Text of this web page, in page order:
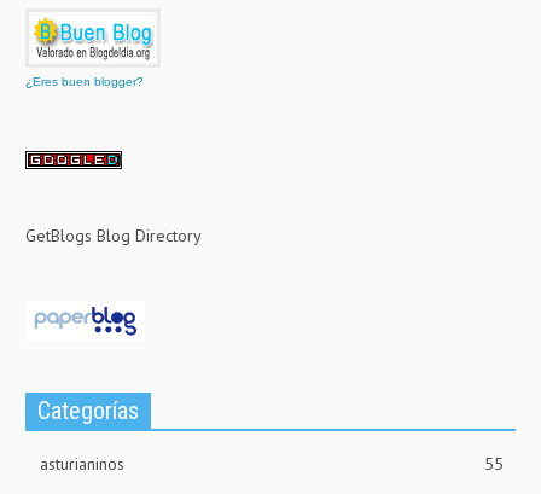
¿Eres buen blogger?
GetBlogs Blog Directory
Categorías
asturianinos
55